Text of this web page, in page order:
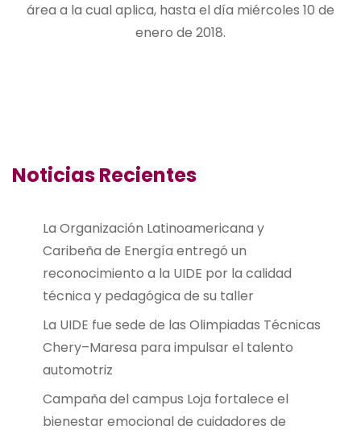
área a la cual aplica, hasta el día miércoles 10 de
enero de 2018.
Noticias Recientes
La Organización Latinoamericana y
Caribeña de Energía entregó un
reconocimiento a la UIDE por la calidad
técnica y pedagógica de su taller
La UIDE fue sede de las Olimpiadas Técnicas
Chery–Maresa para impulsar el talento
automotriz
Campaña del campus Loja fortalece el
bienestar emocional de cuidadores de